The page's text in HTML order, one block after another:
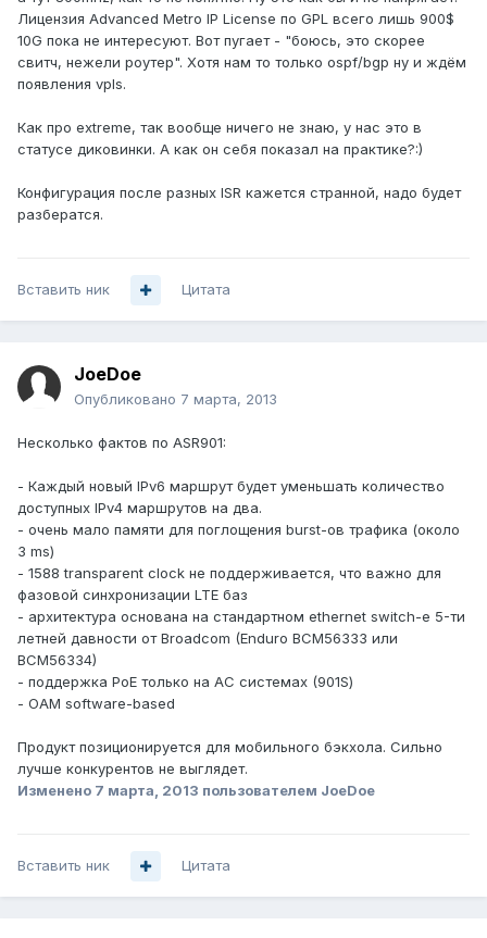
Лицензия Advanced Metro IP License по GPL всего лишь 900$
10G пока не интересуют. Вот пугает - "боюсь, это скорее
свитч, нежели роутер". Хотя нам то только ospf/bgp ну и ждём
появления vpls.
Как про extreme, так вообще ничего не знаю, у нас это в
статусе диковинки. А как он себя показал на практике?:)
Конфигурация после разных ISR кажется странной, надо будет
разбератся.
Вставить ник Цитата
JoeDoe
Опубликовано 7 марта, 2013
Несколько фактов по ASR901:
- Каждый новый IPv6 маршрут будет уменьшать количество
доступных IPv4 маршрутов на два.
- очень мало памяти для поглощения burst-ов трафика (около
3 ms)
- 1588 transparent clock не поддерживается, что важно для
фазовой синхронизации LTE баз
- архитектура основана на стандартном ethernet switch-e 5-ти
летней давности от Broadcom (Enduro BCM56333 или
BCM56334)
- поддержка PoE только на AC системах (901S)
- OAM software-based
Продукт позиционируется для мобильного бэкхола. Сильно
лучше конкурентов не выглядет.
Изменено 7 марта, 2013 пользователем JoeDoe
Вставить ник Цитата